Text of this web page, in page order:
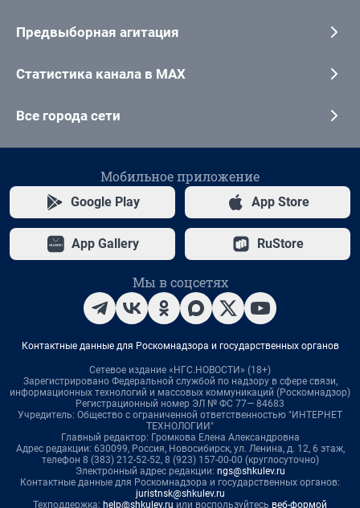
Предвыборная агитация
Статистика канала в MAX
Все города сети
Мобильное приложение
Google Play App Store
App Gallery RuStore
Мы в соцсетях
Контактные данные для Роскомнадзора и государственных органов
Сетевое издание «НГС.НОВОСТИ» (18+)
Зарегистрировано Федеральной службой по надзору в сфере связи,
информационных технологий и массовых коммуникаций (Роскомнадзор)
Регистрационный номер ЭЛ № ФС 77— 84683
Учредитель: Общество с ограниченной ответственностью "ИНТЕРНЕТ
ТЕХНОЛОГИИ"
Главный редактор: Громкова Елена Александровна
Адрес редакции: 630099, Россия, Новосибирск, ул. Ленина, д. 12, 6 этаж,
телефон 8 (383) 212-52-52, 8 (923) 157-00-00 (круглосуточно)
Электронный адрес редакции: ngs@shkulev.ru
Контактные данные для Роскомнадзора и государственных органов:
juristnsk@shkulev.ru
Техподдержка: help@shkulev.ru или воспользуйтесь веб-формой